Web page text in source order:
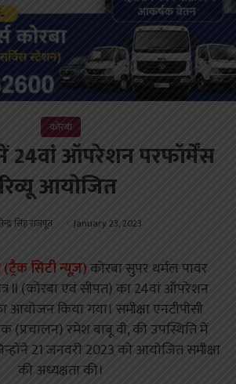
कोरबा
24वां ऑपरेशन परफॉर्मेंस
आयोजित
सिंह राजपूत January 23, 2023
सिटी न्यूज़)कोरबा सुपर थर्मल पावर
II (कोरबा एवं सीपत) का 24वां ऑपरेशन
आयोजन किया गया। समीक्षा एनटीपीसी
(प्रचालन) रमेश बाबू वी, की उपस्थिति में
21 जनवरी 2023 को आयोजित समीक्षा
की अध्यक्षता की।